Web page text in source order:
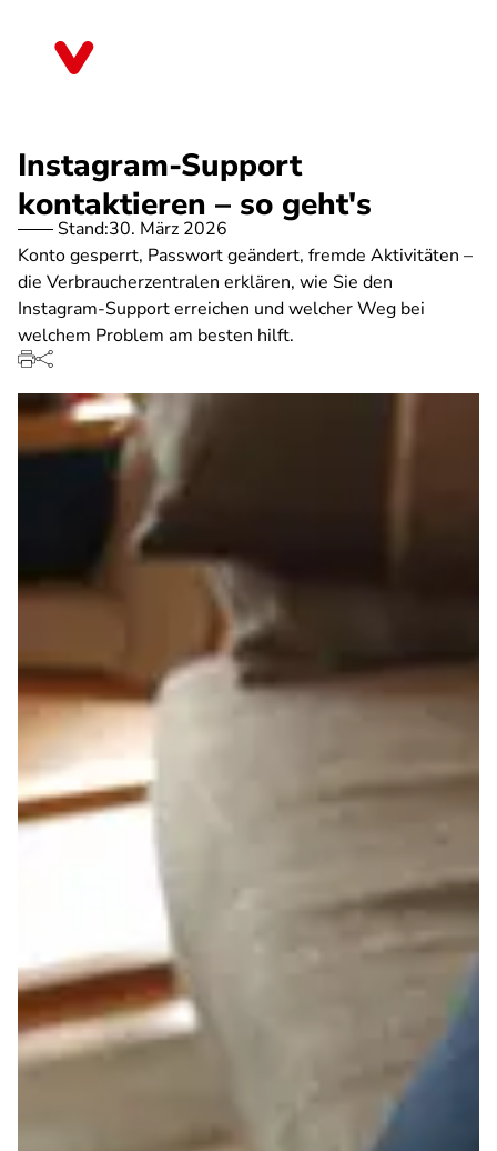
Instagram-Support
kontaktieren – so geht's
Stand:30. März 2026
Konto gesperrt, Passwort geändert, fremde Aktivitäten –
die Verbraucherzentralen erklären, wie Sie den
Instagram-Support erreichen und welcher Weg bei
welchem Problem am besten hilft.